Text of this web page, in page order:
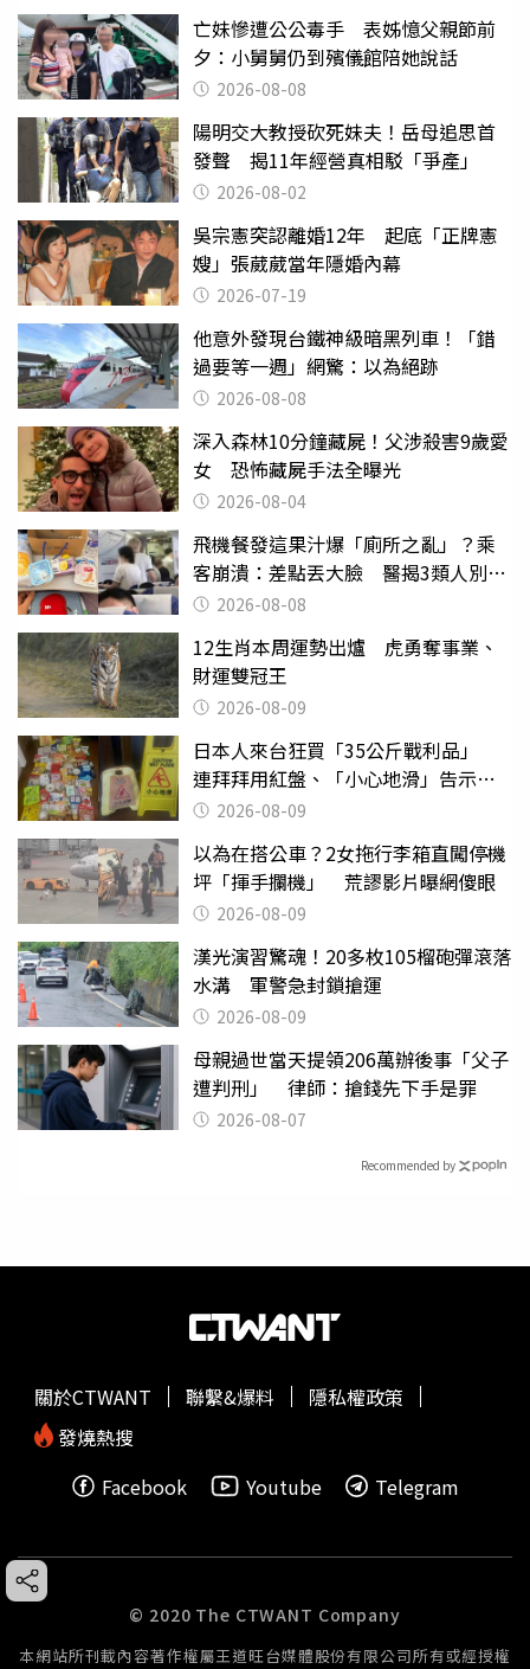
亡妹慘遭公公毒手 表姊憶父親節前
夕：小舅舅仍到殯儀館陪她說話
2026-08-08
陽明交大教授砍死妹夫！岳母追思首
發聲 揭11年經營真相駁「爭產」
2026-08-02
吳宗憲突認離婚12年 起底「正牌憲
嫂」張葳葳當年隱婚內幕
2026-07-19
他意外發現台鐵神級暗黑列車！「錯
過要等一週」網驚：以為絕跡
2026-08-08
深入森林10分鐘藏屍！父涉殺害9歲愛
女 恐怖藏屍手法全曝光
2026-08-04
飛機餐發這果汁爆「廁所之亂」？乘
客崩潰：差點丟大臉 醫揭3類人別亂
喝 2026-08-08
12生肖本周運勢出爐 虎勇奪事業、
財運雙冠王
2026-08-09
日本人來台狂買「35公斤戰利品」
連拜拜用紅盤、「小心地滑」告示牌
也帶回家
2026-08-09
以為在搭公車？2女拖行李箱直闖停機
坪「揮手攔機」 荒謬影片曝網傻眼
2026-08-09
漢光演習驚魂！20多枚105榴砲彈滾落
水溝 軍警急封鎖搶運
2026-08-09
母親過世當天提領206萬辦後事「父子
遭判刑」 律師：搶錢先下手是罪
2026-08-07
Recommended by
關於CTWANT 聯繫&爆料
隱私權政策
發燒熱搜
Facebook
Youtube Telegram
© 2020 The CTWANT Company
本網站所刊載內容著作權屬王道旺台媒體股份有限公司所有或經授權